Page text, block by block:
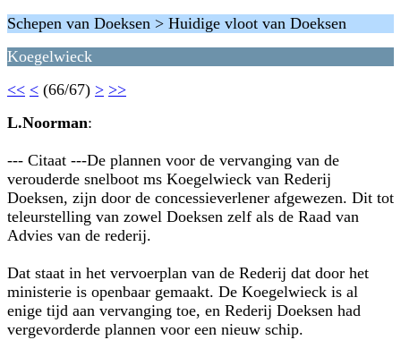
Schepen van Doeksen > Huidige vloot van Doeksen
Koegelwieck
<< < (66/67) > >>
L.Noorman:
--- Citaat ---De plannen voor de vervanging van de
verouderde snelboot ms Koegelwieck van Rederij
Doeksen, zijn door de concessieverlener afgewezen. Dit tot
teleurstelling van zowel Doeksen zelf als de Raad van
Advies van de rederij.
Dat staat in het vervoerplan van de Rederij dat door het
ministerie is openbaar gemaakt. De Koegelwieck is al
enige tijd aan vervanging toe, en Rederij Doeksen had
vergevorderde plannen voor een nieuw schip.